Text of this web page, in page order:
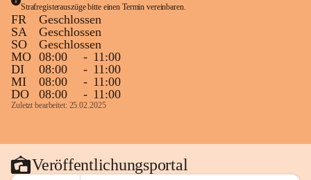
Strafregisterauszüge bitte einen Termin vereinbaren.
FR
Geschlossen
SA
Geschlossen
SO
Geschlossen
MO 08:00 - 11:00
DI
08:00 - 11:00
MI
08:00 - 11:00
DO
08:00 - 11:00
Zuletzt bearbeitet: 25.02.2025
Veröffentlichungsportal